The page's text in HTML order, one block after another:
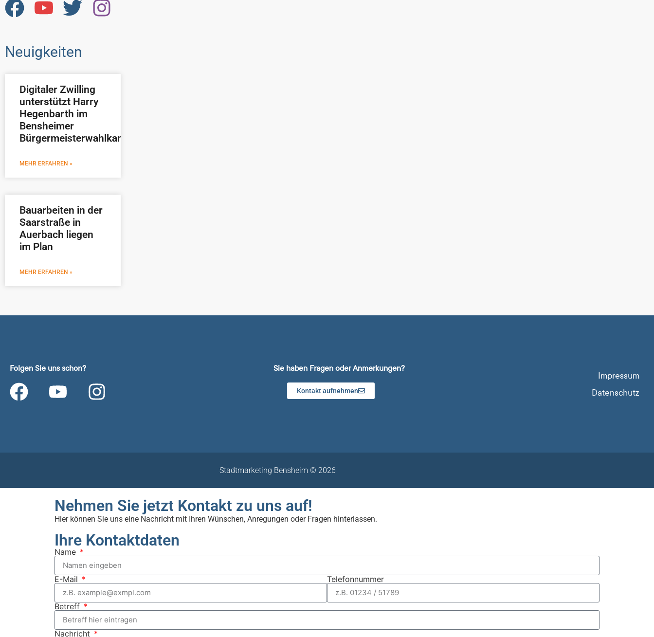
Neuigkeiten
Digitaler Zwilling
unterstützt Harry
Hegenbarth im
Bensheimer
Bürgermeisterwahlkampf
MEHR ERFAHREN »
Bauarbeiten in der
Saarstraße in
Auerbach liegen
im Plan
MEHR ERFAHREN »
Folgen Sie uns schon? Sie haben Fragen oder Anmerkungen?
Kontakt aufnehmen
Impressum
Datenschutz
Stadtmarketing Bensheim © 2026
Nehmen Sie jetzt Kontakt zu uns auf!
Hier können Sie uns eine Nachricht mit Ihren Wünschen, Anregungen oder Fragen hinterlassen.
Ihre Kontaktdaten
Name
E-Mail Telefonnummer
Betreff
Nachricht